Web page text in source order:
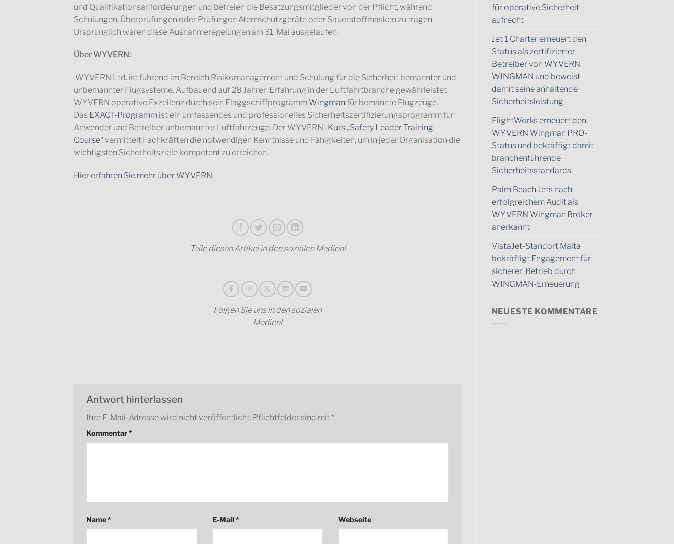
und Qualifikationsanforderungen und befreien die Besatzungsmitglieder von der Pflicht, während
Schulungen, Überprüfungen oder Prüfungen Atemschutzgeräte oder Sauerstoffmasken zu tragen.
Ursprünglich wären diese Ausnahmeregelungen am 31. Mai ausgelaufen.
Über WYVERN:
WYVERN Ltd. ist führend im Bereich Risikomanagement und Schulung für die Sicherheit bemannter und
unbemannter Flugsysteme. Aufbauend auf 28 Jahren Erfahrung in der Luftfahrtbranche gewährleistet
WYVERN operative Exzellenz durch sein Flaggschiffprogramm Wingman für bemannte Flugzeuge.
Das EXACT-Programm ist ein umfassendes und professionelles Sicherheitszertifizierungsprogramm für
Anwender und Betreiber unbemannter Luftfahrzeuge. Der WYVERN- Kurs „Safety Leader Training
Course“vermittelt Fachkräften die notwendigen Kenntnisse und Fähigkeiten, um in jeder Organisation die
wichtigsten Sicherheitsziele kompetent zu erreichen.
Hier erfahren Sie mehr über WYVERN.
Teile diesen Artikel in den sozialen Medien!
Folgen Sie uns in den sozialen
Medien!
Antwort hinterlassen
Ihre E-Mail-Adresse wird nicht veröffentlicht. Pflichtfelder sind mit *
Kommentar*
Name* E-Mail * Webseite
für operative Sicherheit
aufrecht
Jet 1 Charter erneuert den
Status als zertifizierter
Betreiber von WYVERN
WINGMAN und beweist
damit seine anhaltende
Sicherheitsleistung
FlightWorks erneuert den
WYVERN Wingman PRO-
Status und bekräftigt damit
branchenführende
Sicherheitsstandards
Palm Beach Jets nach
erfolgreichem Audit als
WYVERN Wingman Broker
anerkannt
VistaJet-Standort Malta
bekräftigt Engagement für
sicheren Betrieb durch
WINGMAN-Erneuerung
NEUESTE KOMMENTARE